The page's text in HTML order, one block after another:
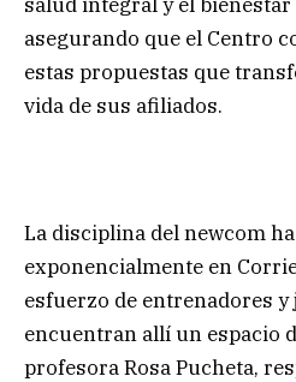
asegurando que el Centro
estas propuestas que
vida de sus afiliados.
La disciplina del newcom
exponencialmente en
esfuerzo de entrenadores
encuentran allí un espacio
profesora Rosa Pucheta,